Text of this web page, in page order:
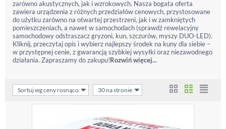
zarówno akustycznych, jak i wzrokowych. Nasza bogata oferta
zawiera urządzenia z różnych przedziałów cenowych, przystosowane
do użytku zarówno na otwartej przestrzeni, jak i w zamkniętych
pomieszczeniach, a nawet w samochodach (sprawdź rewelacyjny
samochodowy odstraszacz gryzoni, kun, szczurów, myszy DUO-LED).
Kliknij, przeczytaj opis i wybierz najlepszy środek na kuny dla siebie –
w przystępnej cenie, z gwarancją szybkiej wysyłki oraz niezawodnego
działania. Zapraszamy do zakupu!Rozwiń więcej...
Sortuj wg ceny rosnąco 30 na stronie